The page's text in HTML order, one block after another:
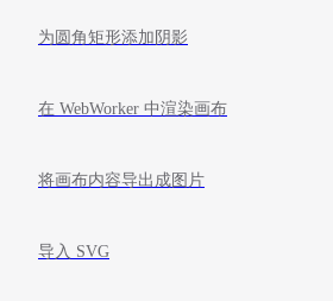
为圆角矩形添加阴影
在 WebWorker 中渲染画布
将画布内容导出成图片
导入 SVG